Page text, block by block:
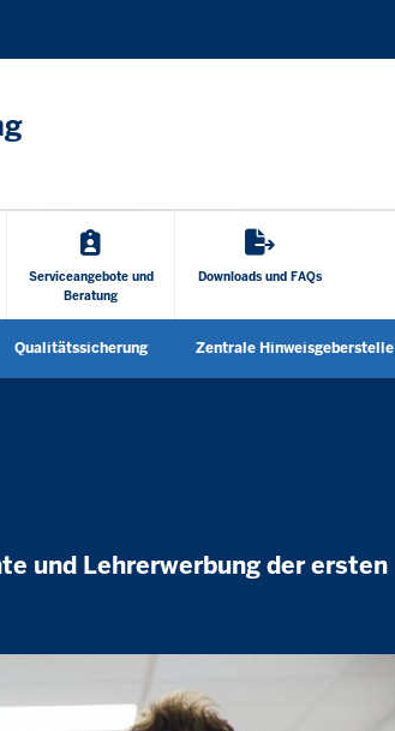
Serviceangebote und
Beratung
Downloads und FAQs
Qualitätssicherung Zentrale Hinweisgeberstelle
und Lehrerwerbung der ersten